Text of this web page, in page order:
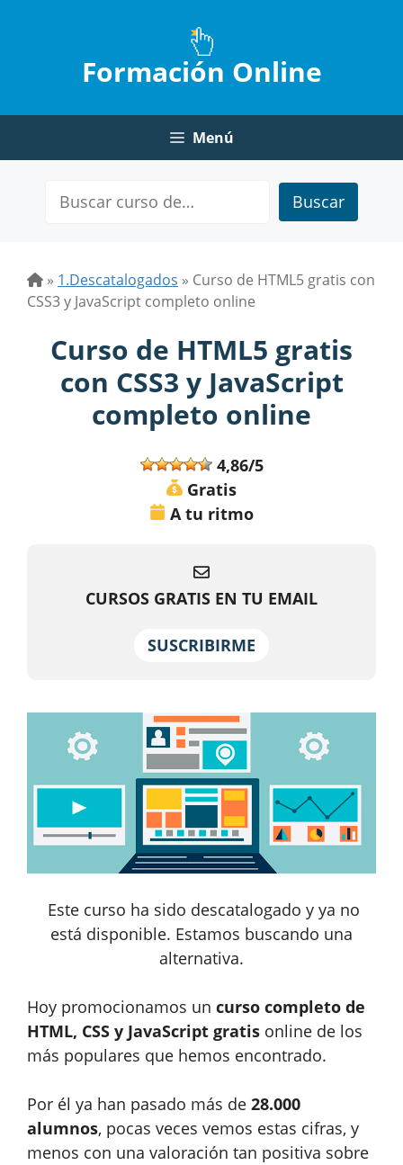
Formación Online
Menú
Buscar
» 1.Descatalogados » Curso de HTML5 gratis con
CSS3 y JavaScript completo online
Curso de HTML5 gratis
con CSS3 y JavaScript
completo online
4,86/5
Gratis
A tu ritmo
CURSOS GRATIS EN TU EMAIL
SUSCRIBIRME
Este curso ha sido descatalogado y ya no
está disponible. Estamos buscando una
alternativa.
Hoy promocionamos un curso completo de
HTML, CSS y JavaScript gratis online de los
más populares que hemos encontrado.
Por él ya han pasado más de 28.000
alumnos, pocas veces vemos estas cifras, y
menos con una valoración tan positiva sobre